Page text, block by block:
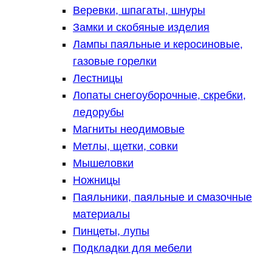
Веревки, шпагаты, шнуры
Замки и скобяные изделия
Лампы паяльные и керосиновые,
газовые горелки
Лестницы
Лопаты снегоуборочные, скребки,
ледорубы
Магниты неодимовые
Метлы, щетки, совки
Мышеловки
Ножницы
Паяльники, паяльные и смазочные
материалы
Пинцеты, лупы
Подкладки для мебели